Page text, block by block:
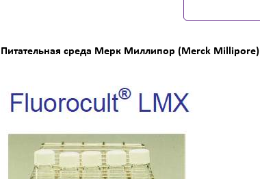
Питательная среда Мерк Миллипор (Merck Millipore)